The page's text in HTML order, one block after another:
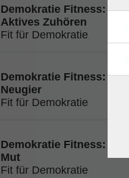
Demokratie Fitness:
Aktives Zuhören
Fit für Demokratie
Demokratie Fitness:
Neugier
Fit für Demokratie
Demokratie Fitness:
Mut
Fit für Demokratie